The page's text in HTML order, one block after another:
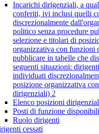
Incarichi dirigenziali, a
conferiti, ivi inclusi quelli
discrezionalmente
politico senza procedure
selezione e titolari di
organizzativa con funzioni
pubblicare in tabelle che
seguenti situazioni:
individuati
posizione organizzativa
dirigenziali) 2
Elenco posizioni
Posti di funzione disponibili
Ruolo dirigenti
cessati